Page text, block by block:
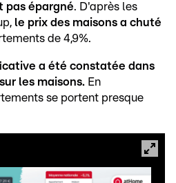
pas épargné. D'après les
le prix des maisons a chuté
de 4,9%.
a été constatée dans
les maisons. En
se portent presque